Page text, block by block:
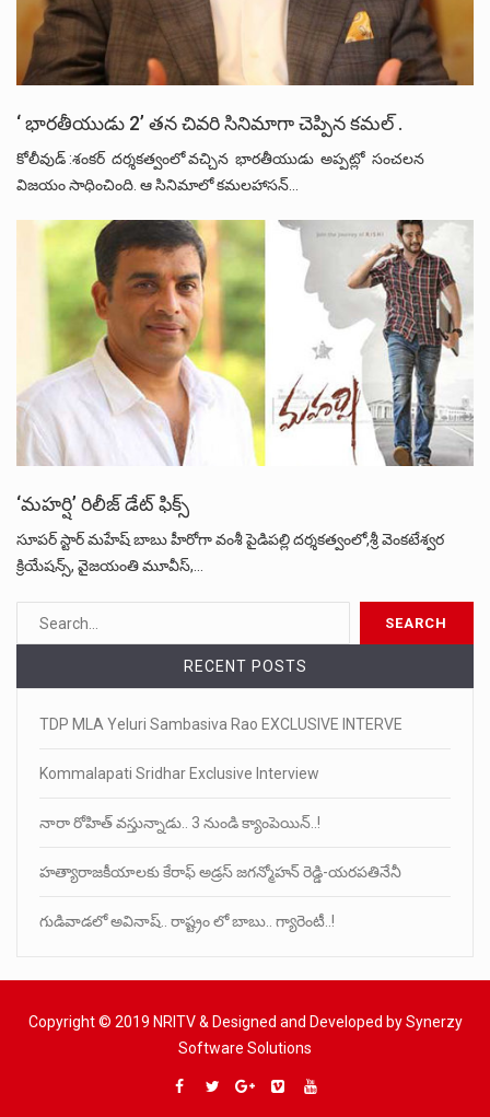
‘ భారతీయుడు 2’ తన చివరి సినిమాగా చెప్పిన కమల్ .
కోలీవుడ్ :శంకర్ దర్శకత్వంలో వచ్చిన భారతీయుడు అప్పట్లో సంచలన
విజయం సాధించింది. ఆ సినిమాలో కమలహాసన్…
‘మహర్షి’ రిలీజ్ డేట్‌ ఫిక్స్
సూపర్ స్టార్ మహేష్ బాబు హీరోగా వంశీ పైడిపల్లి దర్శకత్వంలో,శ్రీ వెంకటేశ్వర
క్రియేషన్స్‌, వైజయంతి మూవీస్‌,…
RECENT POSTS
TDP MLA Yeluri Sambasiva Rao EXCLUSIVE INTERVE
Kommalapati Sridhar Exclusive Interview
నారా రోహిత్ వస్తున్నాడు.. 3 నుండి క్యాంపెయిన్..!
హత్యారాజకీయాలకు కేరాఫ్ అడ్రస్ జగన్మోహన్ రెడ్డి-యరపతినేనీ
గుడివాడలో అవినాష్.. రాష్ట్రం లో బాబు.. గ్యారెంటీ..!
Copyright © 2019 NRITV & Designed and Developed by Synerzy
Software Solutions